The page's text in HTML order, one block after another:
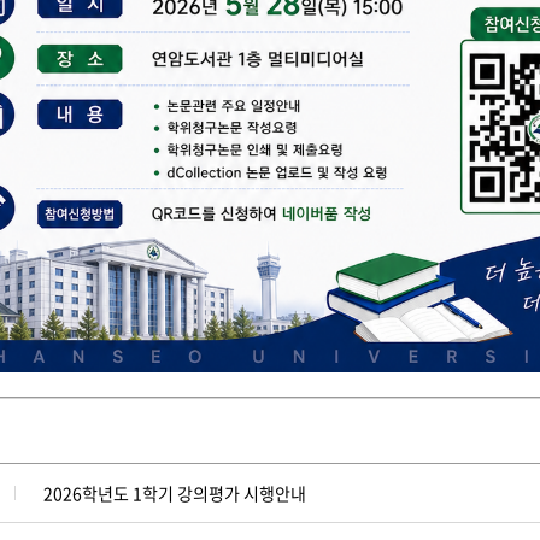
2026학년도 1학기 강의평가 시행안내